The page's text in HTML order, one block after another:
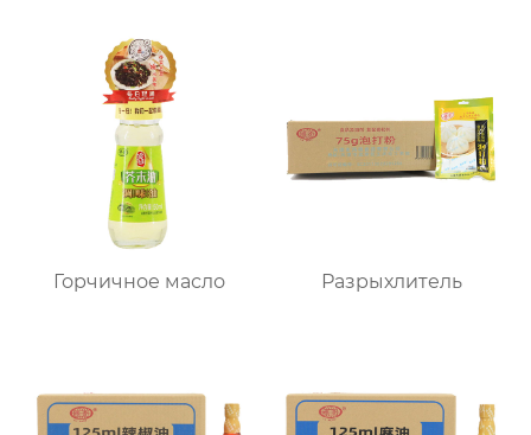
Горчичное масло Разрыхлитель